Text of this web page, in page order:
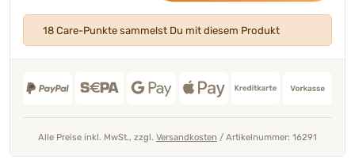
18 Care-Punkte sammelst Du mit diesem Produkt
Alle Preise inkl. MwSt., zzgl. Versandkosten / Artikelnummer: 16291